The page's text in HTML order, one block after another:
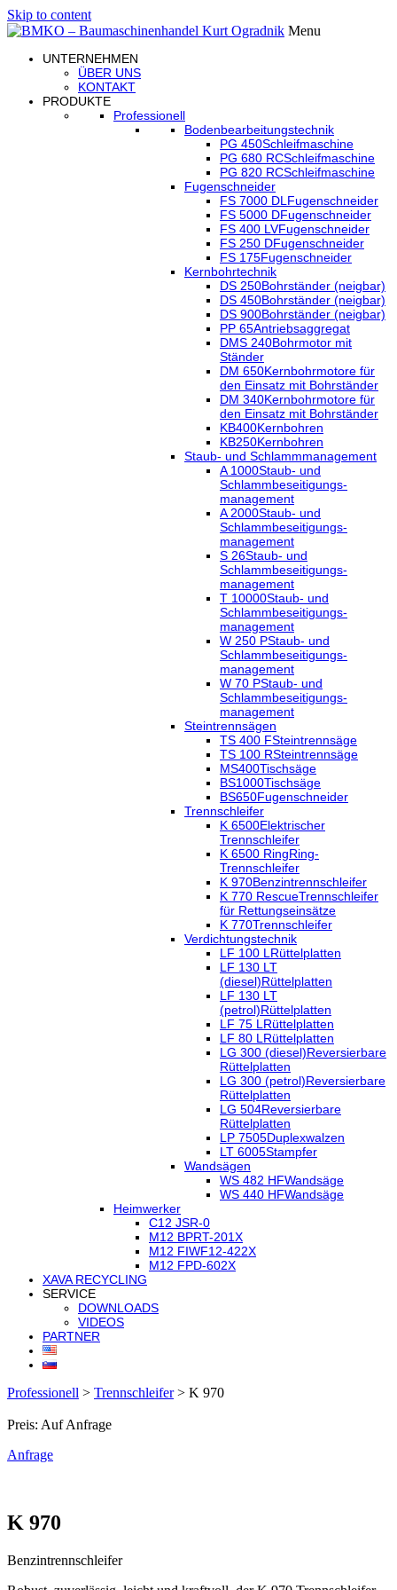
Skip to content
Menu
UNTERNEHMEN
ÜBER UNS
KONTAKT
PRODUKTE
Professionell
Bodenbearbeitungstechnik
PG 450Schleifmaschine
PG 680 RCSchleifmaschine
PG 820 RCSchleifmaschine
Fugenschneider
FS 7000 DLFugenschneider
FS 5000 DFugenschneider
FS 400 LVFugenschneider
FS 250 DFugenschneider
FS 175Fugenschneider
Kernbohrtechnik
DS 250Bohrständer (neigbar)
DS 450Bohrständer (neigbar)
DS 900Bohrständer (neigbar)
PP 65Antriebsaggregat
DMS 240Bohrmotor mit
Ständer
DM 650Kernbohrmotore für
den Einsatz mit Bohrständer
DM 340Kernbohrmotore für
den Einsatz mit Bohrständer
KB400Kernbohren
KB250Kernbohren
Staub- und Schlammmanagement
A 1000Staub- und
Schlammbeseitigungs-
management
A 2000Staub- und
Schlammbeseitigungs-
management
S 26Staub- und
Schlammbeseitigungs-
management
T 10000Staub- und
Schlammbeseitigungs-
management
W 250 PStaub- und
Schlammbeseitigungs-
management
W 70 PStaub- und
Schlammbeseitigungs-
management
Steintrennsägen
TS 400 FSteintrennsäge
TS 100 RSteintrennsäge
MS400Tischsäge
BS1000Tischsäge
BS650Fugenschneider
Trennschleifer
K 6500Elektrischer
Trennschleifer
K 6500 RingRing-
Trennschleifer
K 970Benzintrennschleifer
K 770 RescueTrennschleifer
für Rettungseinsätze
K 770Trennschleifer
Verdichtungstechnik
LF 100 LRüttelplatten
LF 130 LT
(diesel)Rüttelplatten
LF 130 LT
(petrol)Rüttelplatten
LF 75 LRüttelplatten
LF 80 LRüttelplatten
LG 300 (diesel)Reversierbare
Rüttelplatten
LG 300 (petrol)Reversierbare
Rüttelplatten
LG 504Reversierbare
Rüttelplatten
LP 7505Duplexwalzen
LT 6005Stampfer
Wandsägen
WS 482 HFWandsäge
WS 440 HFWandsäge
Heimwerker
C12 JSR-0
M12 BPRT-201X
M12 FIWF12-422X
M12 FPD-602X
XAVA RECYCLING
SERVICE
DOWNLOADS
VIDEOS
PARTNER
Professionell > Trennschleifer> K 970
Preis: Auf Anfrage
Anfrage
K 970
Benzintrennschleifer